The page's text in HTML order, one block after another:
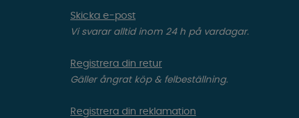
Skicka e-post
Vi svarar alltid inom 24 h på vardagar.
Registrera din retur
Gäller ångrat köp & felbeställning.
Registrera din reklamation